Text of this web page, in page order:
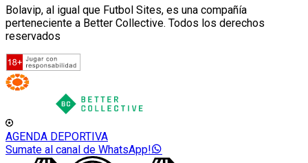
Bolavip, al igual que Futbol Sites, es una compañía
perteneciente a Better Collective. Todos los derechos
reservados
AGENDA DEPORTIVA
Sumate al canal de WhatsApp!